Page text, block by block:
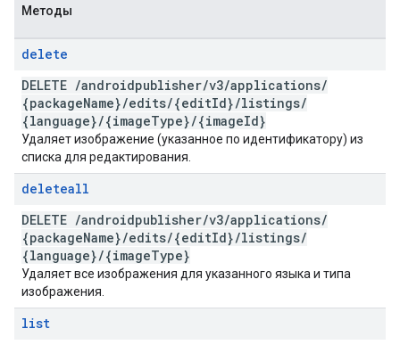
Методы
delete
DELETE /androidpublisher/v3/applications/
{packageName}/edits/{editId}/listings/
{language}/{imageType}/{imageId}
Удаляет изображение (указанное по идентификатору) из
списка для редактирования.
deleteall
DELETE /androidpublisher/v3/applications/
{packageName}/edits/{editId}/listings/
{language}/{imageType}
Удаляет все изображения для указанного языка и типа
изображения.
list